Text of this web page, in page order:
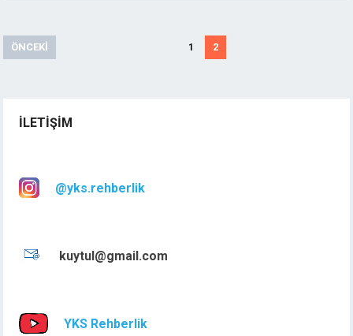
Yazı
sayfalandırması
ÖNCEKI 1 2
İLETIŞIM
@yks.rehberlik
kuytul@gmail.com
YKS Rehberlik